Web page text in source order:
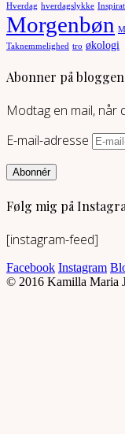
Hverdag hverdagslykke
Morgenbøn
Taknemmelighed tro økologi
Abonner på bloggen
Modtag en mail, når
E-mail-adresse
Abonnér
Følg mig på
[instagram-feed]
Facebook Instagram
© 2016 Kamilla Maria